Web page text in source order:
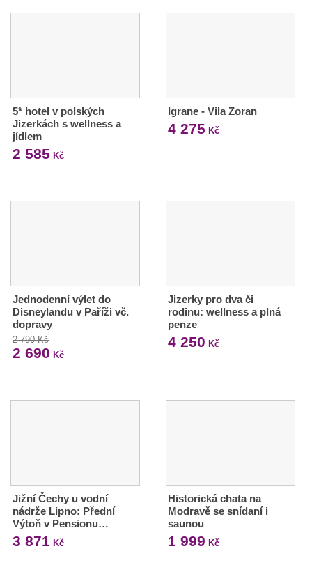
5* hotel v polských
Jizerkách s wellness a
jídlem
2 585 Kč
Igrane - Vila Zoran
4 275 Kč
Jednodenní výlet do
Disneylandu v Paříži vč.
dopravy
2 790 Kč
2 690 Kč
Jizerky pro dva či
rodinu: wellness a plná
penze
4 250 Kč
Jižní Čechy u vodní
nádrže Lipno: Přední
Výtoň v Pensionu…
3 871 Kč
Historická chata na
Modravě se snídaní i
saunou
1 999 Kč